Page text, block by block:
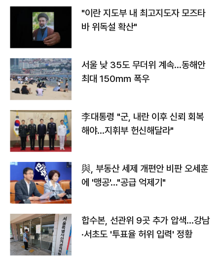
"이란 지도부 내 최고지도자 모즈타
바 위독설 확산"
서울 낮 35도 무더위 계속…동해안
최대 150㎜ 폭우
李대통령 "군, 내란 이후 신뢰 회복
해야…지휘부 헌신해달라"
與, 부동산 세제 개편안 비판 오세훈
에 '맹공'…"공급 억제기"
합수본, 선관위 9곳 추가 압색…강남
·서초도 '투표율 허위 입력' 정황